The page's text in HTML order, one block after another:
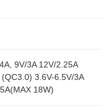
9V/3A 12V/2.25A
3.6V-6.5V/3A
18W)